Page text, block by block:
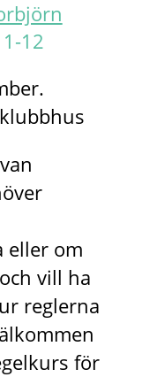
12
eller om
vill ha
reglerna
för